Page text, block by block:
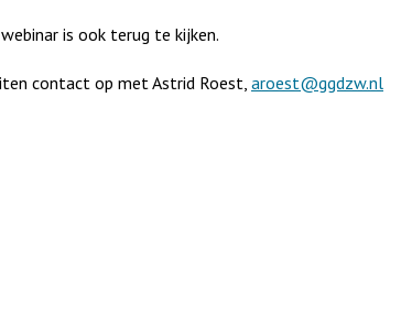
is ook terug te kijken.
contact op met Astrid Roest, aroest@ggdzw.nl